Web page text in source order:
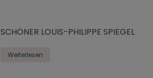
SCHÖNER LOUIS-PHILIPPE SPIEGEL
Weiterlesen